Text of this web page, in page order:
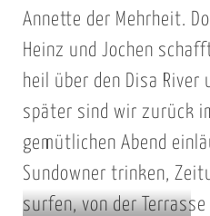
Annette der Mehrheit.
Heinz und Jochen
heil über den Disa
später sind wir zurück
gemütlichen Abend
Sundowner trinken,
surfen, von der